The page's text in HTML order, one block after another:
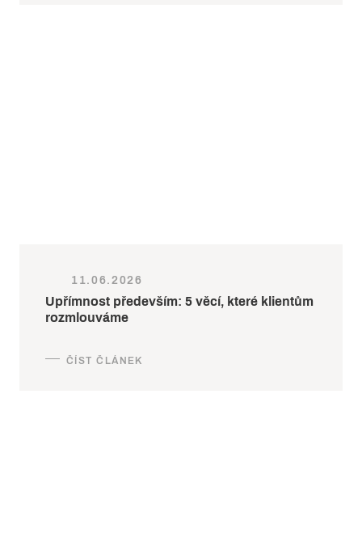
11.06.2026
Upřímnost především: 5 věcí, které klientům
rozmlouváme